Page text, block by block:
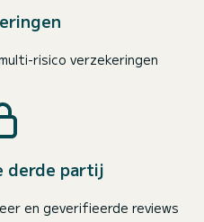
risico verzekeringen
derde partij
en geverifieerde reviews